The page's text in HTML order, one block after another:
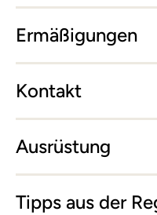
Ermäßigungen
Kontakt
Ausrüstung
Tipps aus der